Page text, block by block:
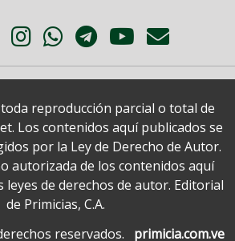
reproducción parcial o total de
Los contenidos aquí publicados se
por la Ley de Derecho de Autor.
autorizada de los contenidos aquí
leyes de derechos de autor. Editorial
de Primicias, C.A.
reservados.
primicia.com.ve